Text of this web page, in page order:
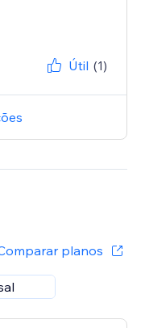
Útil (1)
planos